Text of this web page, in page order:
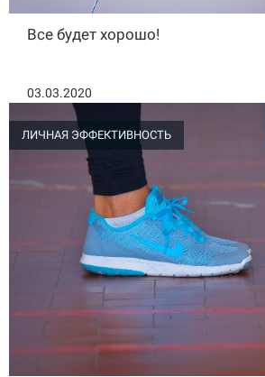
Все будет хорошо!
03.03.2020
ЛИЧНАЯ ЭФФЕКТИВНОСТЬ